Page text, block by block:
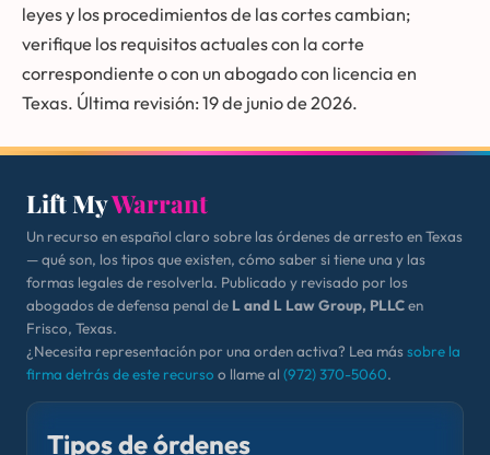
leyes y los procedimientos de las cortes cambian;
verifique los requisitos actuales con la corte
correspondiente o con un abogado con licencia en
Texas. Última revisión: 19 de junio de 2026.
Lift MyWarrant
Un recurso en español claro sobre las órdenes de arresto en Texas
— qué son, los tipos que existen, cómo saber si tiene una y las
formas legales de resolverla. Publicado y revisado por los
abogados de defensa penal de L and L Law Group, PLLCen
Frisco, Texas.
¿Necesita representación por una orden activa? Lea mássobre la
firma detrás de este recurso o llame al (972) 370-5060.
Tipos de órdenes